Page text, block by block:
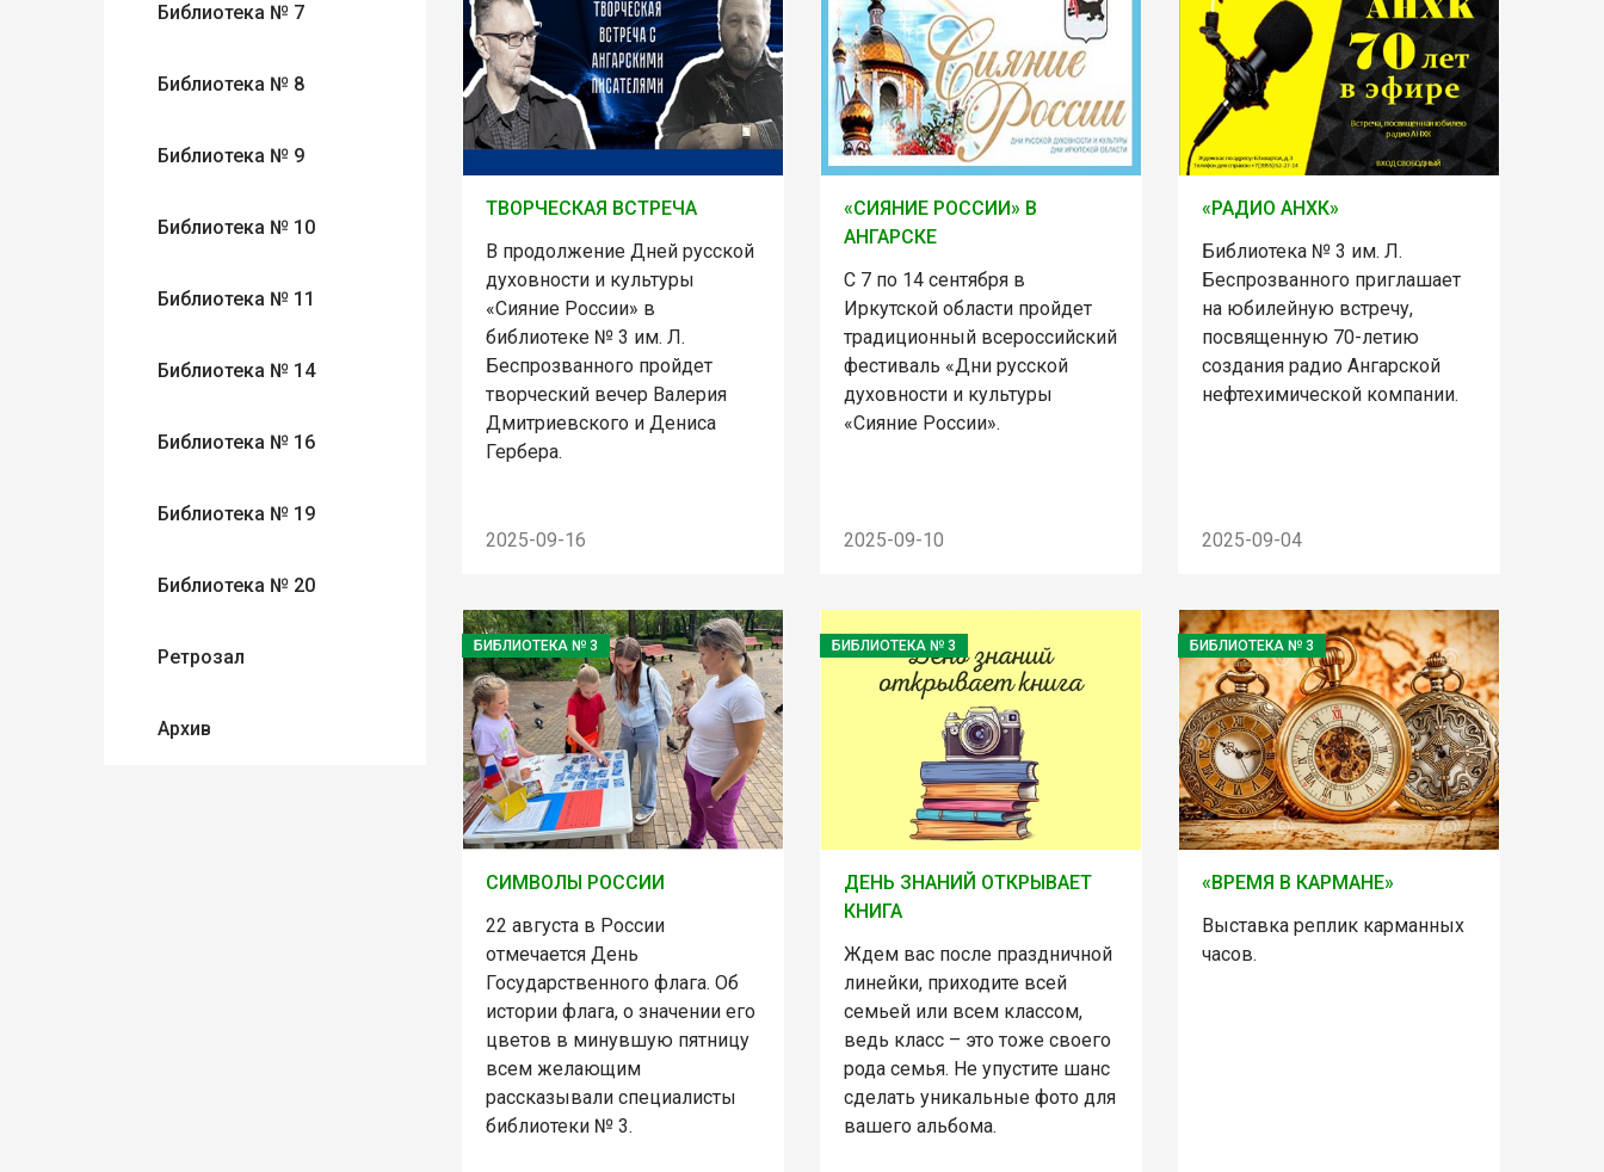
Библиотека № 7
Библиотека № 8
Библиотека № 9
Библиотека № 10
Библиотека № 11
Библиотека № 14
Библиотека № 16
Библиотека № 19
Библиотека № 20
Ретрозал
Архив
ТВОРЧЕСКАЯ ВСТРЕЧА
В продолжение Дней русской
духовности и культуры
«Сияние России» в
библиотеке № 3 им. Л.
Беспрозванного пройдет
творческий вечер Валерия
Дмитриевского и Дениса
Гербера.
2025-09-16
«СИЯНИЕ РОССИИ» В
АНГАРСКЕ
С 7 по 14 сентября в
Иркутской области пройдет
традиционный всероссийский
фестиваль «Дни русской
духовности и культуры
«Сияние России».
2025-09-10
«РАДИО АНХК»
Библиотека № 3 им. Л.
Беспрозванного приглашает
на юбилейную встречу,
посвященную 70-летию
создания радио Ангарской
нефтехимической компании.
2025-09-04
БИБЛИОТЕКА № 3
СИМВОЛЫ РОССИИ
22 августа в России
отмечается День
Государственного флага. Об
истории флага, о значении его
цветов в минувшую пятницу
всем желающим
рассказывали специалисты
библиотеки № 3.
БИБЛИОТЕКА № 3
ДЕНЬ ЗНАНИЙ ОТКРЫВАЕТ
КНИГА
Ждем вас после праздничной
линейки, приходите всей
семьей или всем классом,
ведь класс – это тоже своего
рода семья. Не упустите шанс
сделать уникальные фото для
вашего альбома.
БИБЛИОТЕКА № 3
«ВРЕМЯ В КАРМАНЕ»
Выставка реплик карманных
часов.